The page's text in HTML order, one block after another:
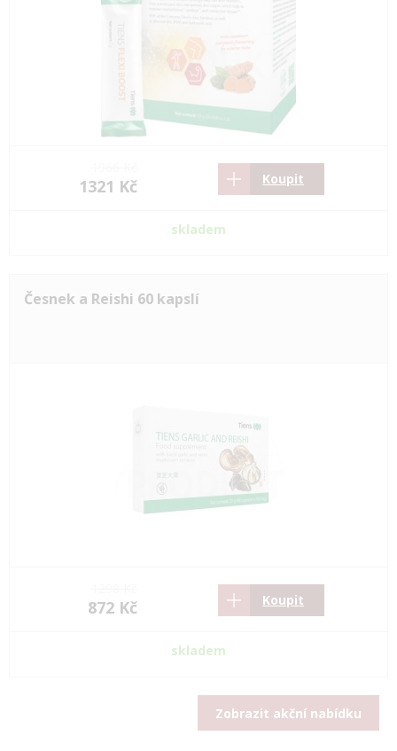
1321 Kč Koupit
skladem
Česnek a Reishi 60 kapslí
872 Kč Koupit
skladem
Zobrazit akční nabídku